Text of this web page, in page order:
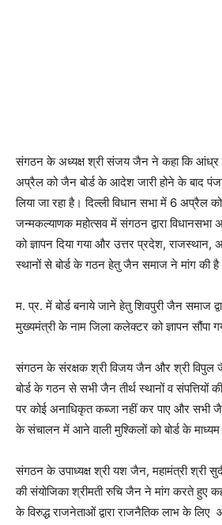
संगठन के अध्यक्ष श्री संजय जैन ने कहा कि आंध्र
अप्रैल को जैन बोर्ड के आदेश जारी होने के बाद पंजाब
लिया जा रहा है। दिल्ली विधान सभा में 6 अप्रैल
जन्मकल्याणक महोत्सव में संगठन द्वारा विधानसभा
को ज्ञापन दिया गया और उत्तर प्रदेश,
स्थानों से बोर्ड के गठन हेतु जैन समाज ने मांग की
म. प्र. में बोर्ड बनाये जाने हेतु शिवपुरी जैन समाज
मुख्यमंत्री के नाम जिला कलेक्टर को ज्ञापन सौंपा
संगठन के संरक्षक श्री विजय जैन और श्री विपुल
बोर्ड के गठन से सभी जैन तीर्थ स्थानों व संपत्तियों
पर कोई अनाधिकृत कब्जा नहीं कर पाए और सभी
के संचालन में आने वाली मुश्किलों को बोर्ड के
संगठन के उपाध्यक्ष श्री यश जैन, महामंत्री श्री
की संयोजिका श्रीमती रुचि जैन ने मांग करते हुए
के विरुद्ध राजनेताओं द्वारा राजनैतिक लाभ के लिए